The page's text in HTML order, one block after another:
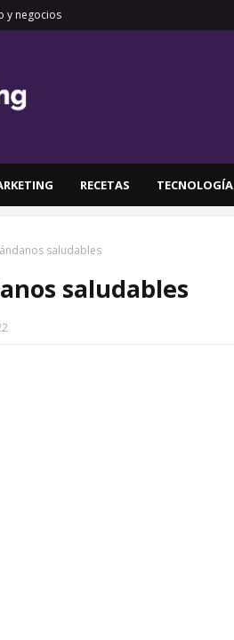
y negocios
RECETAS TECNOLOGÍA
saludables
saludables